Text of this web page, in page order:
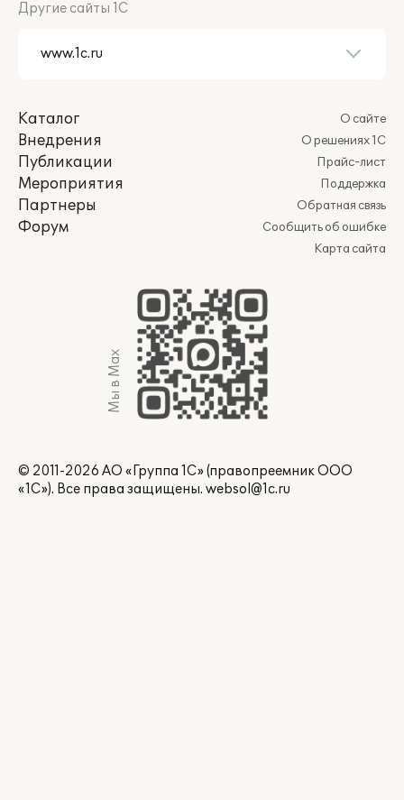
Другие сайты 1С
Каталог
Внедрения
Публикации
Мероприятия
Партнеры
Форум
О сайте
О решениях 1С
Прайс-лист
Поддержка
Обратная связь
Сообщить об ошибке
Карта сайта
Мы в Max
© 2011-2026 АО «Группа 1С» (правопреемник ООО
«1С»). Все права защищены. websol@1c.ru